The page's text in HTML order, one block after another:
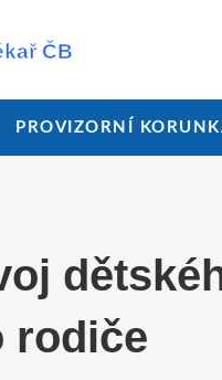
PROVIZORNÍ
rodiče